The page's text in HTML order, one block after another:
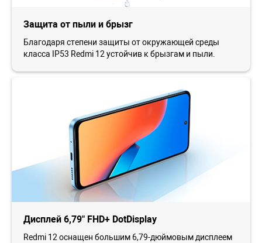
Защита от пыли и брызг
Благодаря степени защиты от окружающей среды
класса IP53 Redmi 12 устойчив к брызгам и пыли.
Дисплей 6,79" FHD+ DotDisplay
Redmi 12 оснащен большим 6,79-дюймовым дисплеем